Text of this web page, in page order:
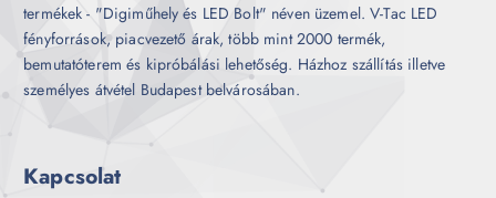
termékek - "Digiműhely és LED Bolt" néven üzemel. V-Tac LED
fényforrások, piacvezető árak, több mint 2000 termék,
bemutatóterem és kipróbálási lehetőség. Házhoz szállítás illetve
személyes átvétel Budapest belvárosában.
Kapcsolat